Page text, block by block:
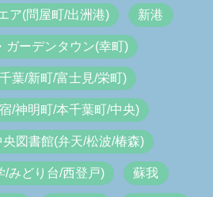
ア(問屋町/出洲港) 新港
ガーデンタウン(幸町)
葉/新町/富士見/栄町)
/神明町/本千葉町/中央)
図書館(弁天/松波/椿森)
/みどり台/西登戸) 蘇我